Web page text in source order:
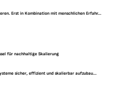
Erst in Kombination mit menschlichen Erfahr...
für nachhaltige Skalierung
sicher, effizient und skalierbar aufzubau...